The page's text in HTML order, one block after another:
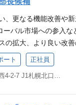
ールと、同時に顧客
収集と開発部門への
わせ削減、採用コス
スタマーサポートは
、経MRR最大化に向
データを活用したKPI
決率、CESなど） ・
向けた施策の設計・
ート体制/プロセスの
業務 ※本人の希望を考
ダクトやITサービス領
カスタマーサポー
サポート品質の定量
、更なる機能改善や
ーバル市場への参入
の拡大、より良い改善
マレジの事業について
スタマーサポートチ
ーサポート（電話・メ
オペレーター（正社員
ート 正社員